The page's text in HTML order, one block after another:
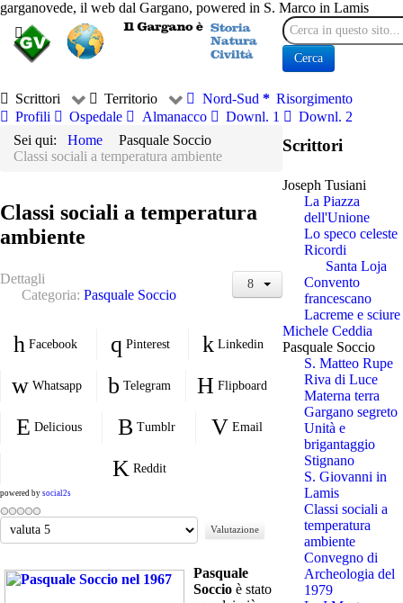
garganovede, il web dal Gargano, powered in S. Marco in Lamis
Cerca
Cerca
Scrittori Territorio Nord-Sud
Risorgimento
Profili
Ospedale Almanacco Downl. 1
Downl. 2
Sei qui:
Home
Pasquale Soccio
Classi sociali a temperatura ambiente
Classi sociali a temperatura
ambiente
Dettagli
Categoria: Pasquale Soccio
Facebook Pinterest Linkedin
Whatsapp Telegram Flipboard
Delicious Tumblr Email
Reddit
powered by social2s
Valuta
Pasquale
Soccio è stato
Scrittori
Joseph Tusiani
La Piazza
dell'Unione
Lo speco celeste
Ricordi
Santa Loja
Convento
francescano
Lacreme e sciure
Michele Ceddia
Pasquale Soccio
S. Matteo Rupe
Riva di Luce
Materna terra
Gargano segreto
Unità e
brigantaggio
Stignano
S. Giovanni in
Lamis
Classi sociali a
temperatura
ambiente
Convegno di
Archeologia del
1979